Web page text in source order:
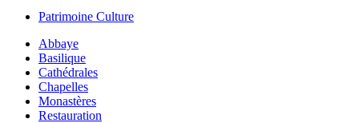
Patrimoine Culture
Abbaye
Basilique
Cathédrales
Chapelles
Monastères
Restauration